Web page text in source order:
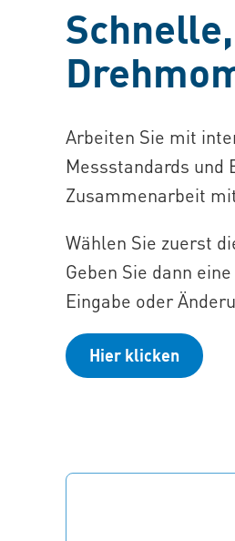
Arbeiten Sie mit
Messstandards und
Zusammenarbeit
Wählen Sie zuerst
Geben Sie dann
Eingabe oder
Hier klicken